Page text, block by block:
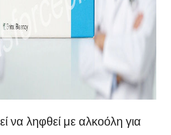
ληφθεί με αλκοόλη για